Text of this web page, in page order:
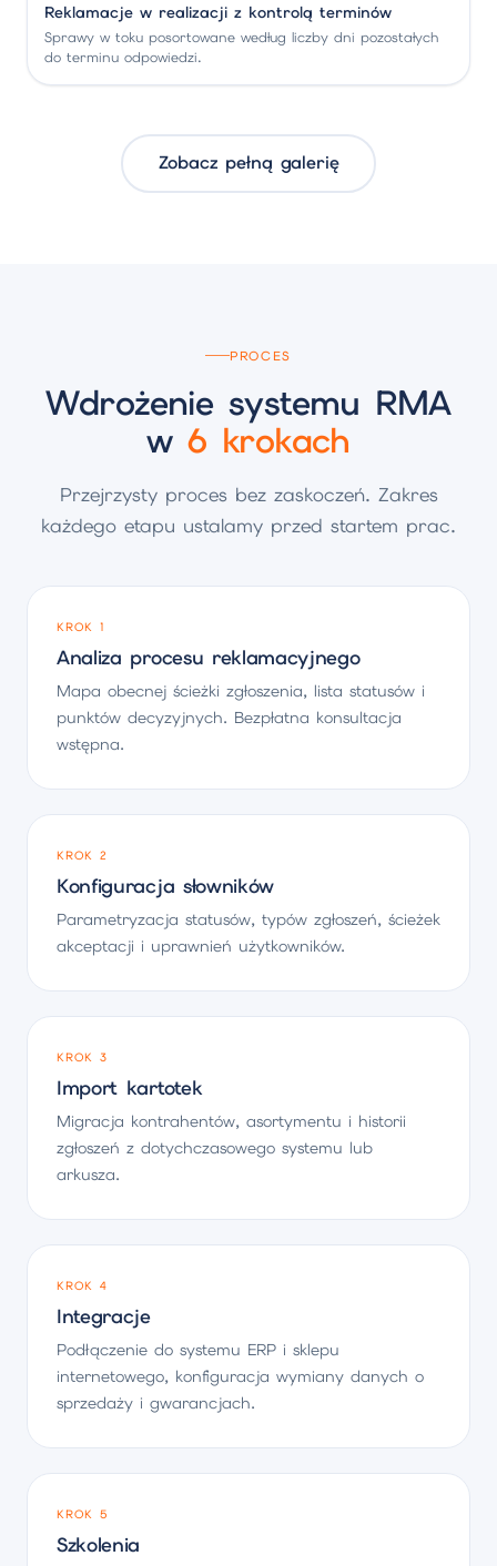
Reklamacje w realizacji z kontrolą terminów
Sprawy w toku posortowane według liczby dni pozostałych
do terminu odpowiedzi.
Zobacz pełną galerię
PROCES
Wdrożenie systemu RMA
w 6 krokach
Przejrzysty proces bez zaskoczeń. Zakres
każdego etapu ustalamy przed startem prac.
KROK 1
Analiza procesu reklamacyjnego
Mapa obecnej ścieżki zgłoszenia, lista statusów i
punktów decyzyjnych. Bezpłatna konsultacja
wstępna.
KROK 2
Konfiguracja słowników
Parametryzacja statusów, typów zgłoszeń, ścieżek
akceptacji i uprawnień użytkowników.
KROK 3
Import kartotek
Migracja kontrahentów, asortymentu i historii
zgłoszeń z dotychczasowego systemu lub
arkusza.
KROK 4
Integracje
Podłączenie do systemu ERP i sklepu
internetowego, konfiguracja wymiany danych o
sprzedaży i gwarancjach.
KROK 5
Szkolenia